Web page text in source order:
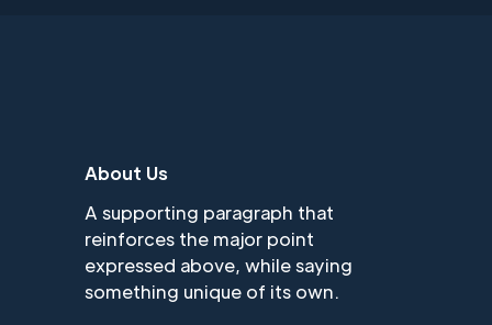
About Us
A supporting paragraph that
reinforces the major point
expressed above, while saying
something unique of its own.